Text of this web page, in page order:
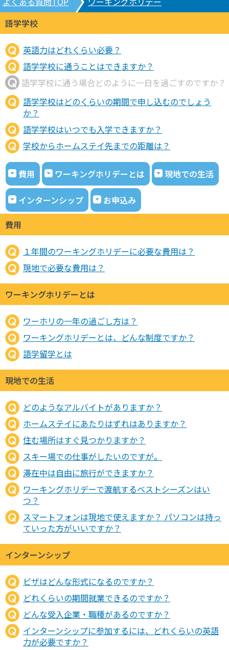
語学学校
英語力はどれくらい必要？
語学学校に通うことはできますか？
語学学校に通う場合どのように一日を過ごすのですか？
語学学校はどのくらいの期間で申し込むのでしょう
か？
語学学校はいつでも入学できますか？
学校からホームステイ先までの距離は？
費用 ワーキングホリデーとは 現地での生活
インターンシップ
お申込み
費用
１年間のワーキングホリデーに必要な費用は？
現地で必要な費用は？
ワーキングホリデーとは
ワーホリの一年の過ごし方は？
ワーキングホリデーとは、どんな制度ですか？
語学留学とは
現地での生活
どのようなアルバイトがありますか？
ホームステイにあたりはずれはありますか？
住む場所はすぐ見つかりますか？
スキー場での仕事がしたいのですが。
滞在中は自由に旅行ができますか？
ワーキングホリデーで渡航するベストシーズンはい
つ？
スマートフォンは現地で使えますか？ パソコンは持っ
ていった方がいいですか？
インターンシップ
ビザはどんな形式になるのですか？
どれくらいの期間就業できるのですか？
どんな受入企業・職種があるのですか？
インターンシップに参加するには、どれくらいの英語
力が必要ですか？